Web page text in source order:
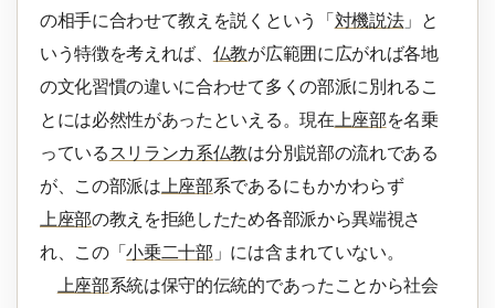
の相手に合わせて教えを説くという「 対機説法」と
いう特徴を考えれば、 仏教が広範囲に広がれば各地
の文化習慣の違いに合わせて多くの部派に別れるこ
とには必然性があったといえる。現在 上座部を名乗
っている スリランカ系仏教は分別説部の流れである
が、この部派は 上座部系であるにもかかわらず
上座部の教えを拒絶したため各部派から異端視さ
れ、この「小乗二十部 」には含まれていない。
上座部系統は保守的伝統的であったことから社会